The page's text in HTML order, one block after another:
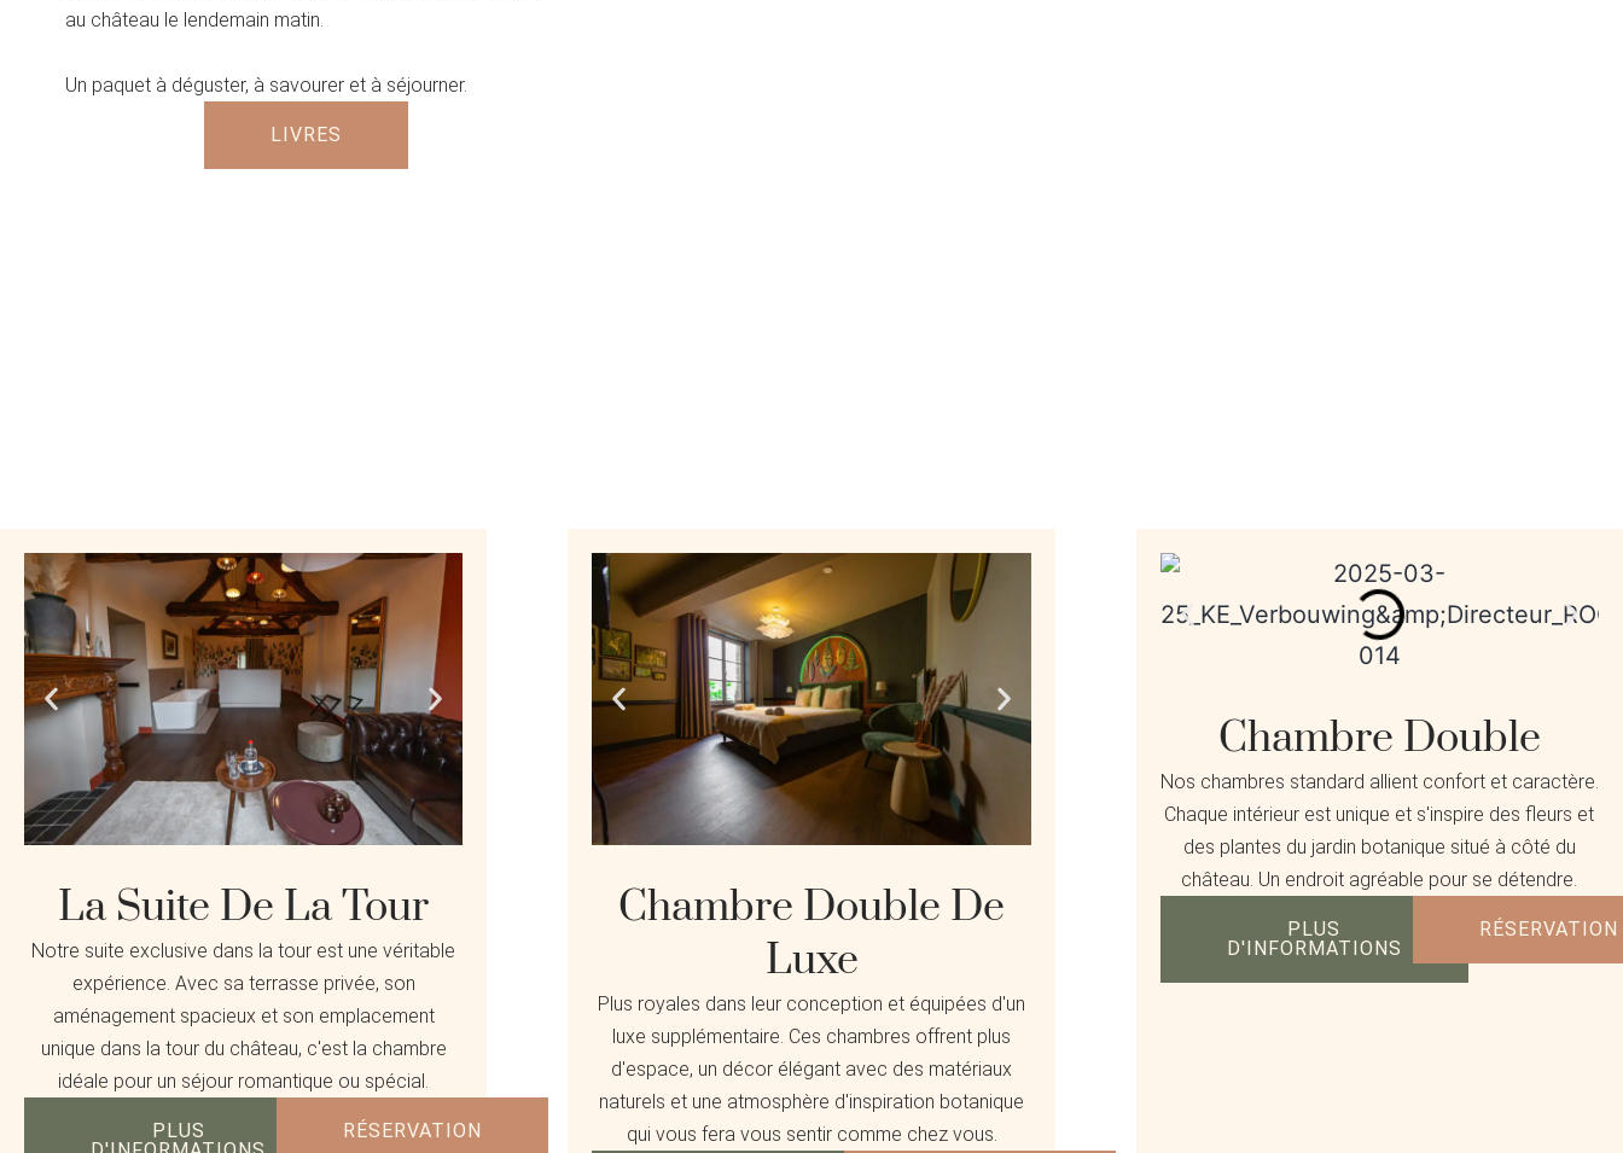
au château le lendemain matin.
Un paquet à déguster, à savourer et à séjourner.
LIVRES
La Suite De La Tour
Notre suite exclusive dans la tour est une véritable
expérience. Avec sa terrasse privée, son
aménagement spacieux et son emplacement
unique dans la tour du château, c'est la chambre
idéale pour un séjour romantique ou spécial.
PLUS
RÉSERVATION
Chambre Double De
Luxe
Plus royales dans leur conception et équipées d'un
luxe supplémentaire. Ces chambres offrent plus
d'espace, un décor élégant avec des matériaux
naturels et une atmosphère d'inspiration botanique
qui vous fera vous sentir comme chez vous.
Chambre Double
Nos chambres standard allient confort et caractère.
Chaque intérieur est unique et s'inspire des fleurs et
des plantes du jardin botanique situé à côté du
château. Un endroit agréable pour se détendre.
PLUS
D'INFORMATIONS
RÉSERVATION